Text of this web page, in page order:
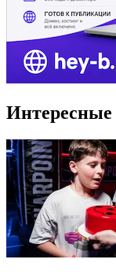
Интересные